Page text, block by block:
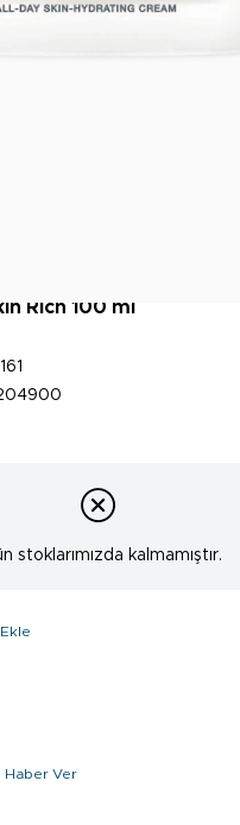
Rich 100 ml
stoklarımızda kalmamıştır.
Haber Ver